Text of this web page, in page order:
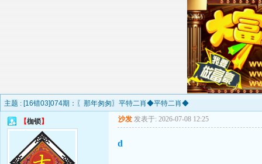
主题 : [16错03]074期：〖那年匆匆〗平特二肖◆平特二肖◆
【枷锁】 沙发 发表于: 2026-07-08 12:25
d